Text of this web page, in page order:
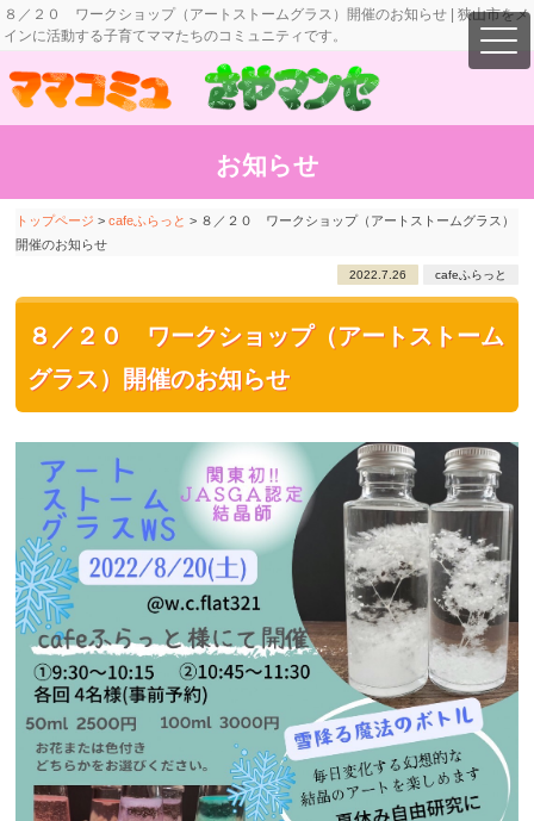
８／２０ ワークショップ（アートストームグラス）開催のお知らせ | 狭山市をメ
インに活動する子育てママたちのコミュニティです。
お知らせ
トップページ >cafeふらっと > ８／２０ ワークショップ（アートストームグラス）
開催のお知らせ
2022.7.26 cafeふらっと
８／２０ ワークショップ（アートストーム
グラス）開催のお知らせ